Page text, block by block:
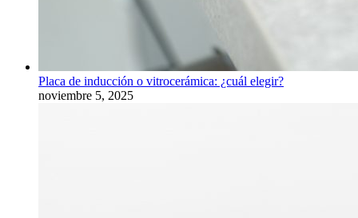
Placa de inducción o vitrocerámica: ¿cuál elegir?
noviembre 5, 2025